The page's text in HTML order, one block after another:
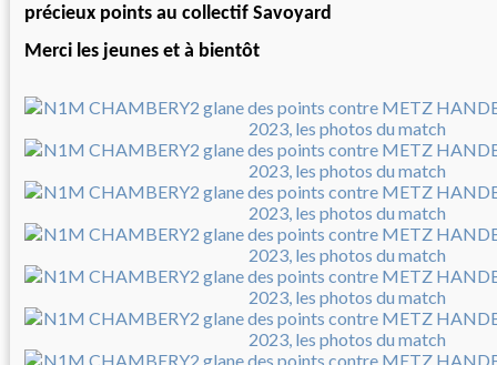
précieux points au collectif Savoyard
Merci les jeunes et à bientôt